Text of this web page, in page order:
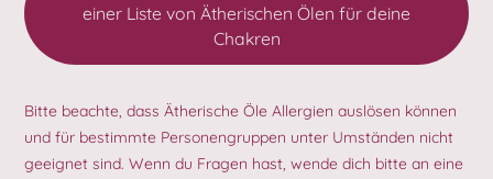
einer Liste von Ätherischen Ölen für deine
Chakren
Bitte beachte, dass Ätherische Öle Allergien auslösen können
und für bestimmte Personengruppen unter Umständen nicht
geeignet sind. Wenn du Fragen hast, wende dich bitte an eine